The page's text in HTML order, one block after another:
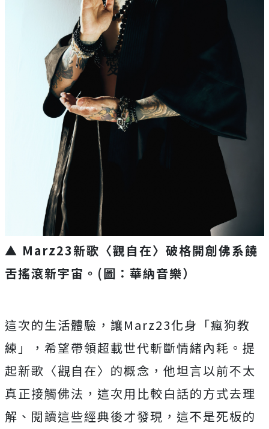
▲ Marz23新歌〈觀自在〉破格開創佛系饒
舌搖滾新宇宙。(圖：華納音樂）
這次的生活體驗，讓Marz23化身「瘋狗教
練」， 希望帶領超載世代斬斷情緒內耗。提
起新歌〈觀自在〉的概念， 他坦言以前不太
真正接觸佛法，這次用比較白話的方式去理
解、 閱讀這些經典後才發現，這不是死板的